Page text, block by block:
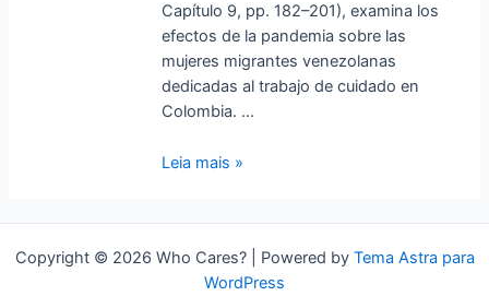
Capítulo 9, pp. 182–201), examina los
efectos de la pandemia sobre las
mujeres migrantes venezolanas
dedicadas al trabajo de cuidado en
Colombia. …
Leia mais »
Copyright © 2026 Who Cares? | Powered by Tema Astra para
WordPress